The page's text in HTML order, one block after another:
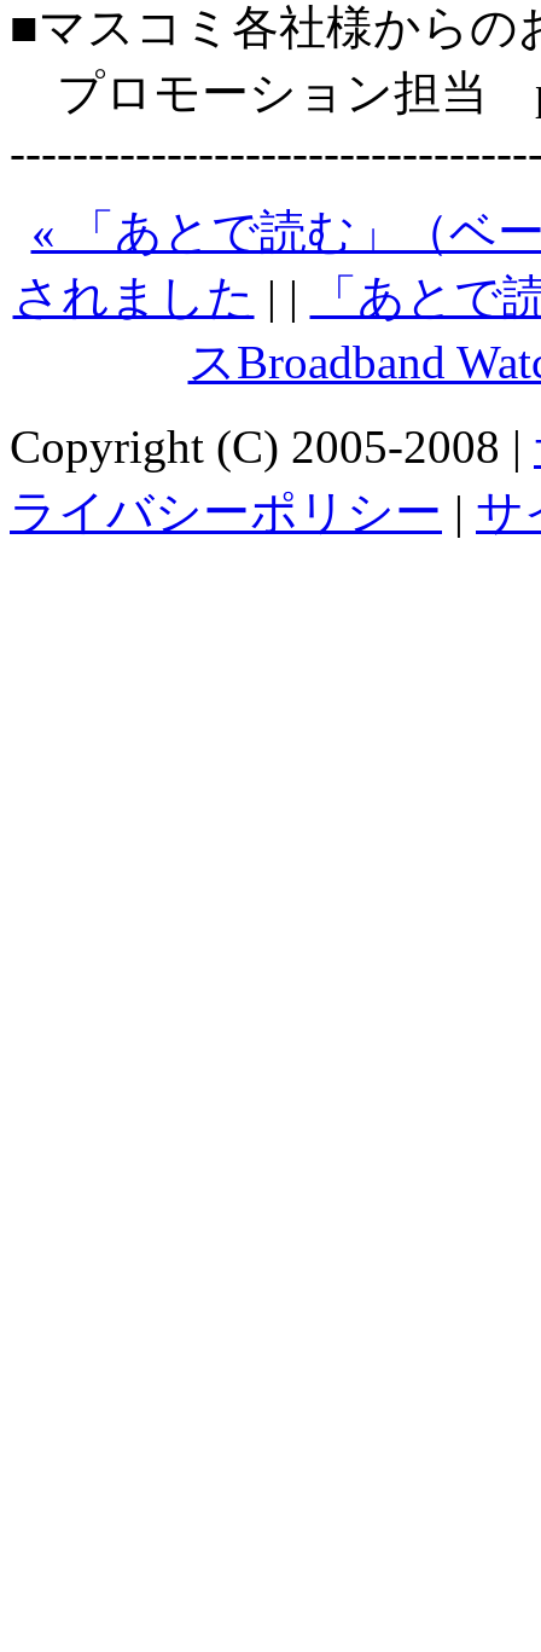
■マスコミ各社様からの
プロモーション担当
« 「あとで読む」（ベ
されました | |
「あとで
スBroadband
Copyright (C) 2005-2008 |
ライバシーポリシー | サ